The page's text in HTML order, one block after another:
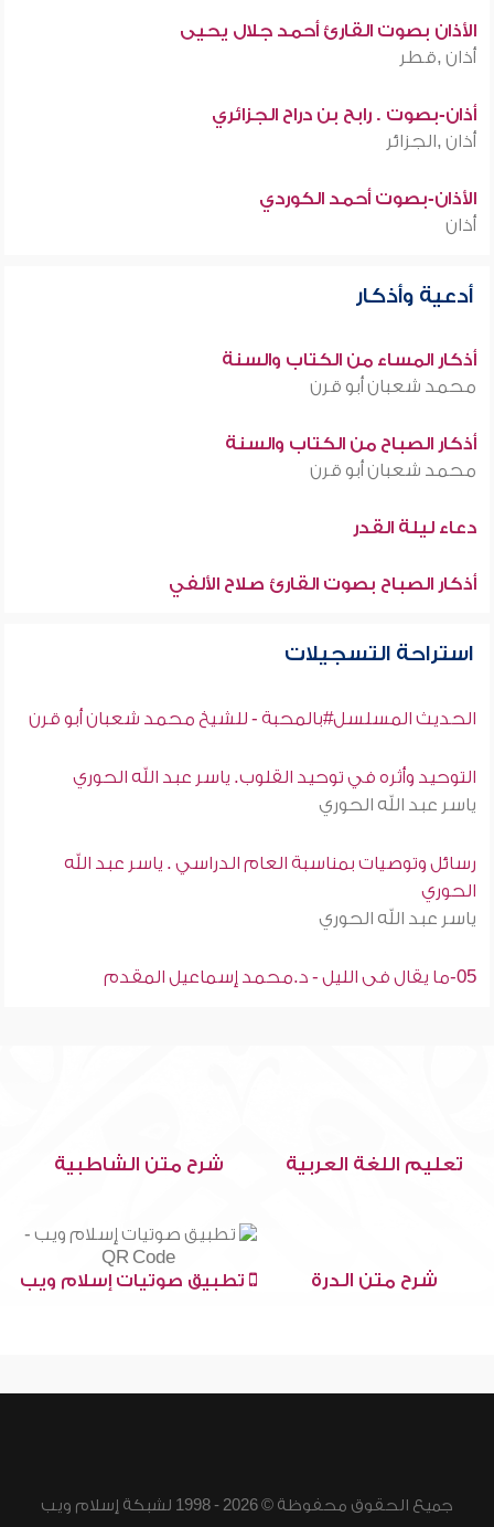
الأذان بصوت القارئ أحمد جلال يحيى
أذان ,قطر
أذان-بصوت . رابح بن دراح الجزائري
أذان ,الجزائر
الأذان-بصوت أحمد الكوردي
أذان
أدعية وأذكار
أذكار المساء من الكتاب والسنة
محمد شعبان أبو قرن
أذكار الصباح من الكتاب والسنة
محمد شعبان أبو قرن
دعاء ليلة القدر
أذكار الصباح بصوت القارئ صلاح الألفي
استراحة التسجيلات
الحديث المسلسل#بالمحبة - للشيخ محمد شعبان أبو قرن
التوحيد وأثره في توحيد القلوب. ياسر عبد الله الحوري
ياسر عبد الله الحوري
رسائل وتوصيات بمناسبة العام الدراسي . ياسر عبد الله
الحوري
ياسر عبد الله الحوري
05-ما يقال فى الليل - د.محمد إسماعيل المقدم
تعليم اللغة العربية شرح متن الشاطبية
شرح متن الدرة تطبيق صوتيات إسلام ويب
جميع الحقوق محفوظة © 2026 - 1998 لشبكة إسلام ويب